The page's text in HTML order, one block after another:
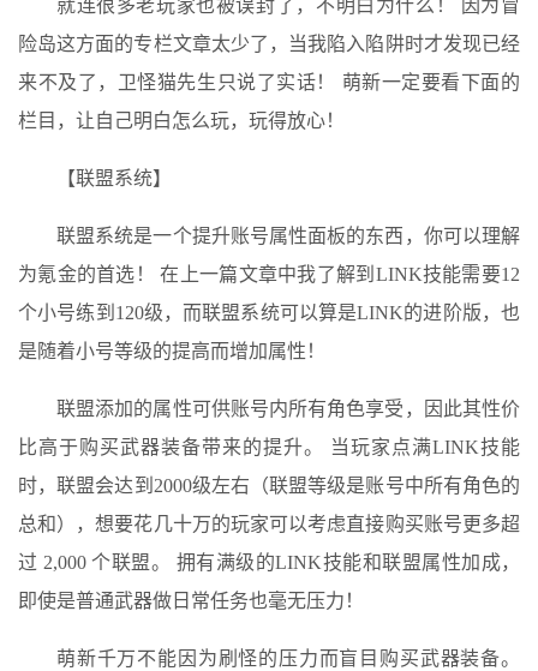
就连很多老玩家也被误封了，不明白为什么！ 因为冒
险岛这方面的专栏文章太少了，当我陷入陷阱时才发现已经
来不及了，卫怪猫先生只说了实话！ 萌新一定要看下面的
栏目，让自己明白怎么玩，玩得放心！
【联盟系统】
联盟系统是一个提升账号属性面板的东西，你可以理解
为氪金的首选！ 在上一篇文章中我了解到LINK技能需要12
个小号练到120级，而联盟系统可以算是LINK的进阶版，也
是随着小号等级的提高而增加属性！
联盟添加的属性可供账号内所有角色享受，因此其性价
比高于购买武器装备带来的提升。 当玩家点满LINK技能
时，联盟会达到2000级左右（联盟等级是账号中所有角色的
总和），想要花几十万的玩家可以考虑直接购买账号更多超
过 2,000 个联盟。 拥有满级的LINK技能和联盟属性加成，
即使是普通武器做日常任务也毫无压力！
萌新千万不能因为刷怪的压力而盲目购买武器装备。